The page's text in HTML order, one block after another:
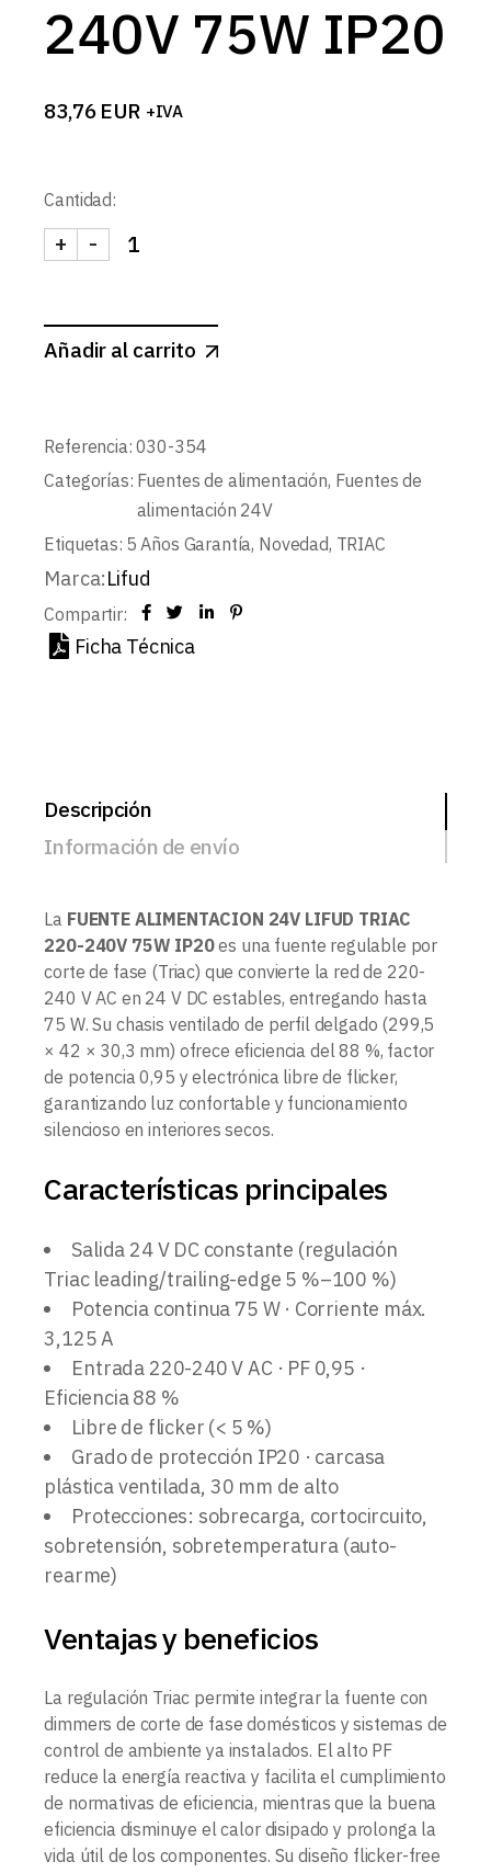
240V 75W IP20
83,76 EUR +IVA
Cantidad:
FUENTE ALIMENTACION 24V LIFUD TRIAC
-
+
Añadir al carrito
Referencia: 030-354
Categorías: Fuentes de alimentación, Fuentes de
alimentación 24V
Etiquetas: 5 Años Garantía, Novedad, TRIAC
Marca:Lifud
Compartir:
Ficha Técnica
Descripción
Información de envío
La FUENTE ALIMENTACION 24V LIFUD TRIAC
220-240V 75W IP20es una fuente regulable por
corte de fase (Triac) que convierte la red de 220-
240 V AC en 24 V DC estables, entregando hasta
75 W. Su chasis ventilado de perfil delgado (299,5
× 42 × 30,3 mm) ofrece eficiencia del 88 %, factor
de potencia 0,95 y electrónica libre de flicker,
garantizando luz confortable y funcionamiento
silencioso en interiores secos.
Características principales
Salida 24 V DC constante (regulación
Triac leading/trailing-edge 5 %–100 %)
Potencia continua 75 W · Corriente máx.
3,125 A
Entrada 220-240 V AC · PF 0,95 ·
Eficiencia 88 %
Libre de flicker (< 5 %)
Grado de protección IP20 · carcasa
plástica ventilada, 30 mm de alto
Protecciones: sobrecarga, cortocircuito,
sobretensión, sobretemperatura (auto-
rearme)
Ventajas y beneficios
La regulación Triac permite integrar la fuente con
dimmers de corte de fase domésticos y sistemas de
control de ambiente ya instalados. El alto PF
reduce la energía reactiva y facilita el cumplimiento
de normativas de eficiencia, mientras que la buena
eficiencia disminuye el calor disipado y prolonga la
vida útil de los componentes. Su diseño flicker-free